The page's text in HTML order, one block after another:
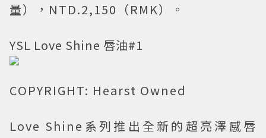
量），NTD.2,150（RMK）。
YSL Love Shine 唇油#1
COPYRIGHT: Hearst Owned
Love Shine系列推出全新的超亮澤感唇